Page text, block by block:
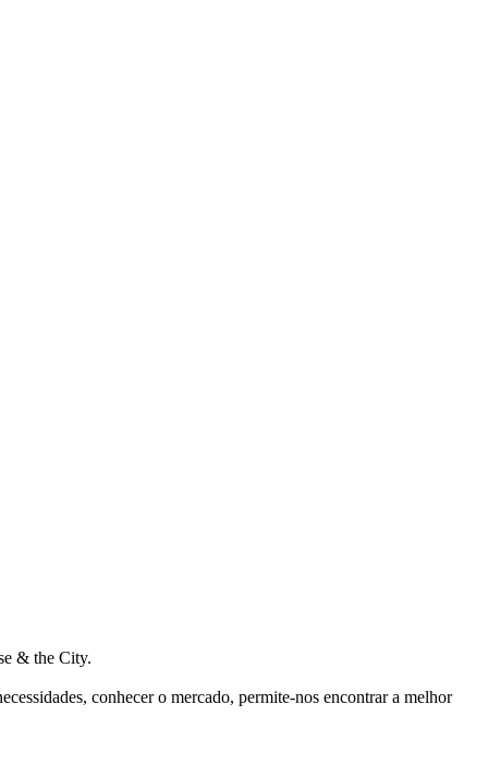
& the City.
conhecer o mercado, permite-nos encontrar a melhor